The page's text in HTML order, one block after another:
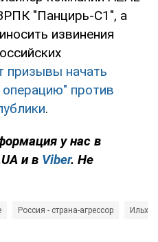
"Панцирь-С1", а
извинения
призывы начать
против
.
у нас в
и в Viber. Не
Россия - страна-агрессор